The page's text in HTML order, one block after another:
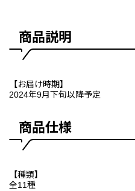
商品説明
【お届け時期】
2024年9月下旬以降予定
商品仕様
【種類】
全11種